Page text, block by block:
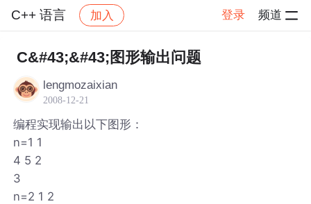
C++ 语言 加入 登录 频道
社区 C++ 语言 帖子详情
C&#43;&#43;图形输出问题
lengmozaixian
2008-12-21
编程实现输出以下图形：
n=1 1
4 5 2
3
n=2 1 2